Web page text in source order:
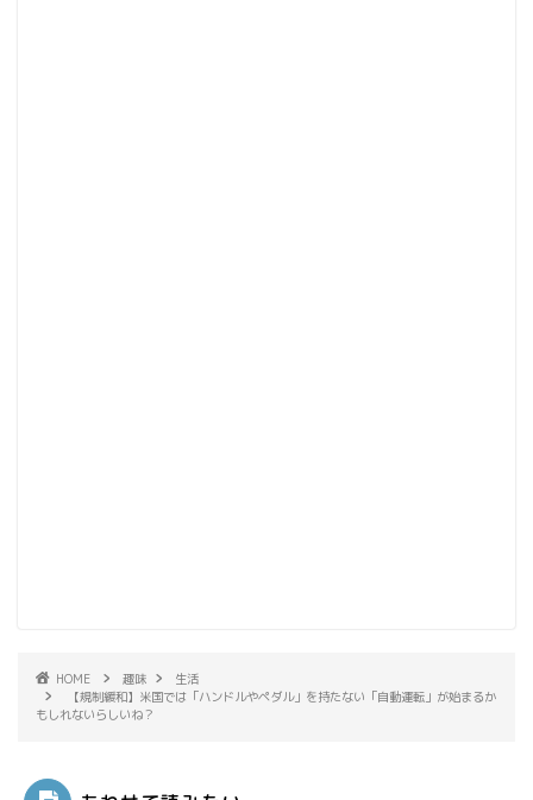
HOME 趣味
生活
【規制緩和】米国では「ハンドルやペダル」を持たない「自動運転」が始まるか
もしれないらしいね？